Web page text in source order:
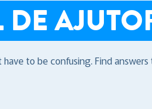
to be confusing. Find